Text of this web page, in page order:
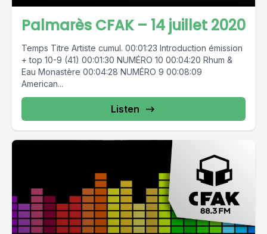
Palmarès CFAK – 14 juillet 2020
Temps Titre Artiste cumul. 00:01:23 Introduction émission
+ top 10-9 (41) 00:01:30 NUMÉRO 10 00:04:20 Rhum &
Eau Monastère 00:04:28 NUMÉRO 9 00:08:09
American...
Listen